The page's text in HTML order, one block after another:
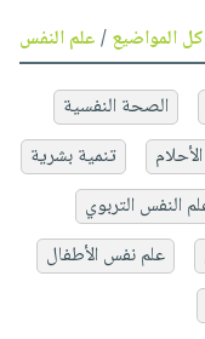
كل المواضيع/علم النفس
الصحة النفسية
تنمية بشرية
النفس التربوي
علم نفس الأطفال